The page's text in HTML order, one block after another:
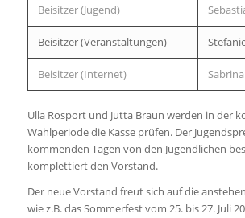
Beisitzer (Jugend)
Beisitzer (Veranstaltungen)
Beisitzer (Internet)
Ulla Rosport und Jutta Braun werden in der
Wahlperiode die Kasse prüfen. Der
kommenden Tagen von den Jugendlichen
komplettiert den Vorstand.
Der neue Vorstand freut sich auf die
wie z.B. das Sommerfest vom 25. bis 27. Juli